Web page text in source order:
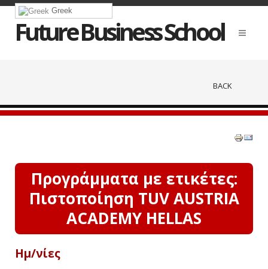
Greek
Future Business School
BACK
Προγράμματα με ετικέτες:
Πιστοποίηση TUV AUSTRIA
ACADEMY HELLAS
Ημ/νίες